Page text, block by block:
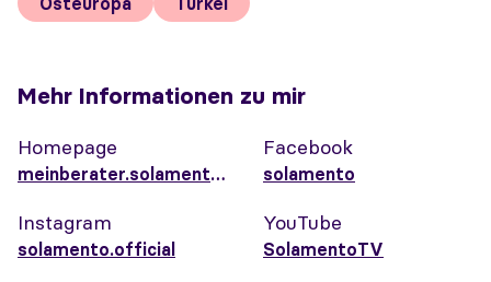
Mehr Informationen zu mir
Homepage
meinberater.solamento.com/marinasemencenko
Facebook
solamento
Instagram
solamento.official
YouTube
SolamentoTV